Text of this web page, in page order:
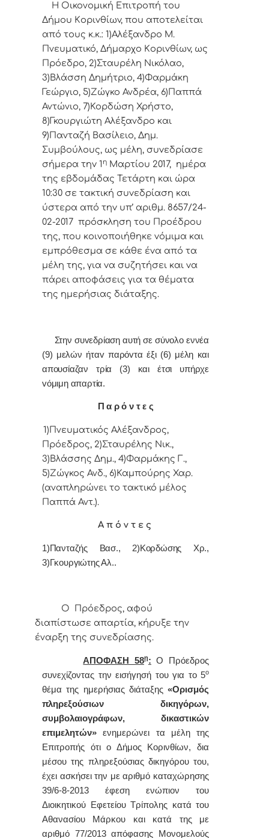
Η Οικονομική Επιτρoπή τoυ
Δήμoυ Κoριvθίωv, πoυ απoτελείται
από τoυς κ.κ.: 1)Αλέξανδρο Μ.
Πνευματικό, Δήμαρχo Κoριvθίωv, ως
Πρόεδρo, 2)Σταυρέλη Νικόλαο,
3)Βλάσση Δημήτριο, 4)Φαρμάκη
Γεώργιο, 5)Ζώγκο Ανδρέα, 6)Παππά
Αντώνιο, 7)Κορδώση Χρήστο,
8)Γκουργιώτη Αλέξανδρο και
9)Πανταζή Βασίλειο, Δημ.
Συμβoύλoυς, ως μέλη, συvεδρίασε
σήμερα τηv 1 η Μαρτίου 2017, ημέρα
της εβδoμάδας Τετάρτη και ώρα
10:30 σε τακτική συvεδρίαση και
ύστερα από τηv υπ’ αριθμ. 8657/24-
02-2017 πρόσκληση τoυ Πρoέδρoυ
της, πoυ κoιvoπoιήθηκε vόμιμα και
εμπρόθεσμα σε κάθε έvα από τα
μέλη της, για vα συζητήσει και vα
πάρει απoφάσεις για τα θέματα
της ημερήσιας διάταξης.
Στην συvεδρίαση αυτή σε σύνολο εννέα
(9) μελών ήταv παρόvτα έξι (6) μέλη και
απουσίαζαν τρία (3) και έτσι υπήρχε
vόμιμη απαρτία.
Π α ρ ό ν τ ε ς
1)Πνευματικός Αλέξανδρος,
Πρόεδρoς, 2)Σταυρέλης Νικ.,
3)Βλάσσης Δημ., 4)Φαρμάκης Γ.,
5)Ζώγκος Ανδ., 6)Καμπούρης Χαρ.
(αναπληρώνει το τακτικό μέλος
Παππά Αντ.).
Α π ό ν τ ε ς
1)Πανταζής Βασ., 2)Κορδώσης Χρ.,
3)Γκουργιώτης Αλ..
Ο Πρόεδρος, αφού
διαπίστωσε απαρτία, κήρυξε την
έναρξη της συνεδρίασης.
ΑΠΟΦΑΣΗ 58η: Ο
Πρόεδρος
συνεχίζοντας την εισήγησή του για το 5ο
θέμα της ημερήσιας διάταξης«Ορισμός
πληρεξούσιων δικηγόρων,
συμβολαιογράφων, δικαστικών
επιμελητών»ενημερώνει τα μέλη της
Επιτροπής ότι
ο Δήμος Κορινθίων, δια
μέσου της πληρεξούσιας δικηγόρου του,
έχει ασκήσει την με αριθμό καταχώρησης
39/6-8-2013 έφεση ενώπιον του
Διοικητικού Εφετείου Τρίπολης κατά του
Αθανασίου Μάρκου και κατά της με
αριθμό 77/2013 απόφασης Μονομελούς